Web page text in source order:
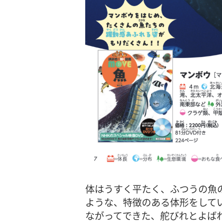
体はうすく平たく、ふつうの
ような、特徴のある体形をし
ながってできた、舵びれとよ